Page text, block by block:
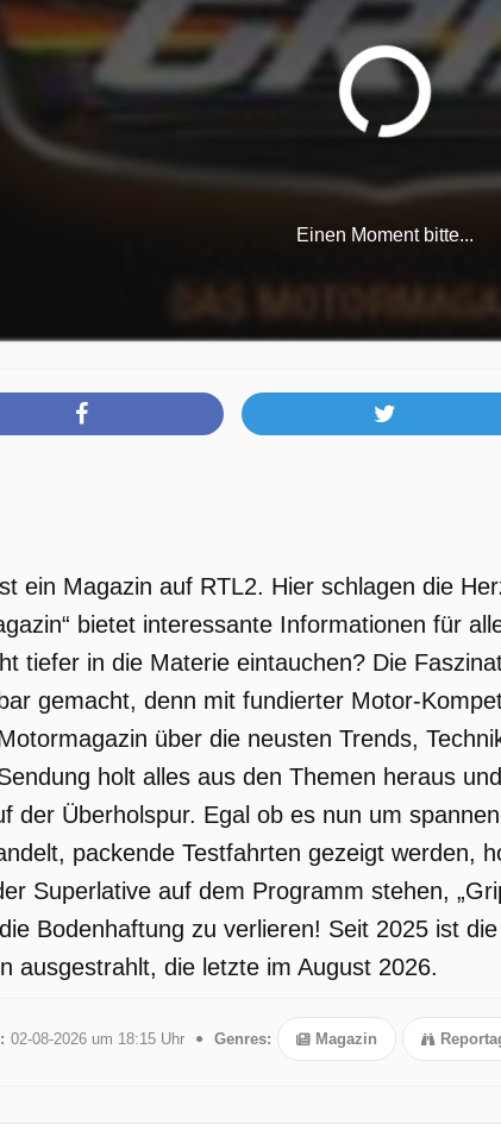
Einen Moment bitte...
ein Magazin auf RTL2. Hier schlagen die
bietet interessante Informationen für
tiefer in die Materie eintauchen? Die
gemacht, denn mit fundierter Motor-
über die neusten Trends,
holt alles aus den Themen heraus
der Überholspur. Egal ob es nun um
packende Testfahrten gezeigt werden,
Superlative auf dem Programm stehen,
Bodenhaftung zu verlieren! Seit 2025 ist
ausgestrahlt, die letzte im August 2026.
02-08-2026 um 18:15 Uhr Genres: Magazin